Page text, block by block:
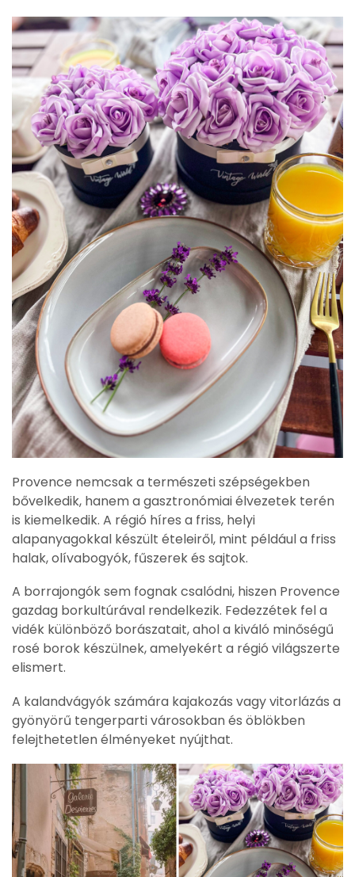
Provence nemcsak a természeti szépségekben
bővelkedik, hanem a gasztronómiai élvezetek terén
is kiemelkedik. A régió híres a friss, helyi
alapanyagokkal készült ételeiről, mint például a friss
halak, olívabogyók, fűszerek és sajtok.
A borrajongók sem fognak csalódni, hiszen Provence
gazdag borkultúrával rendelkezik. Fedezzétek fel a
vidék különböző borászatait, ahol a kiváló minőségű
rosé borok készülnek, amelyekért a régió világszerte
elismert.
A kalandvágyók számára kajakozás vagy vitorlázás a
gyönyörű tengerparti városokban és öblökben
felejthetetlen élményeket nyújthat.